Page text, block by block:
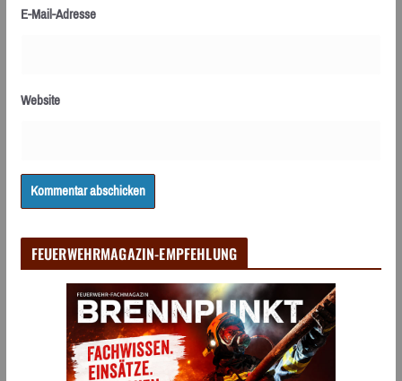
E-Mail-Adresse
Website
FEUERWEHRMAGAZIN-EMPFEHLUNG